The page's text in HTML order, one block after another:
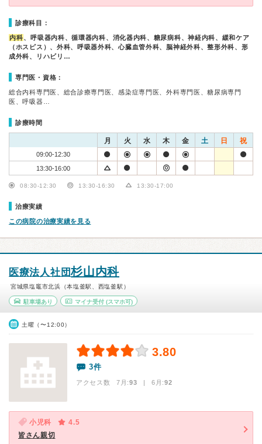
診療科目：
内科、呼吸器内科、循環器内科、消化器内科、糖尿病科、神経内科、緩和ケア
（ホスピス）、外科、呼吸器外科、心臓血管外科、脳神経外科、整形外科、形
成外科、リハビリ…
専門医・資格：
総合内科専門医、総合診療専門医、感染症専門医、外科専門医、糖尿病専門
医、呼吸器…
診療時間
月 火 水 木 金 土 日 祝
09:00-12:30
13:30-16:00
08:30-12:30 13:30-16:30 13:30-17:00
治療実績
この病院の治療実績を見る
医療法人社団杉山内科
宮城県塩竈市北浜（本塩釜駅、西塩釜駅）
駐車場あり マイナ受付(スマホ可)
土曜（〜12:00）
3.80
3件
アクセス数 7月:93 | 6月:92
小児科
4.5
皆さん親切